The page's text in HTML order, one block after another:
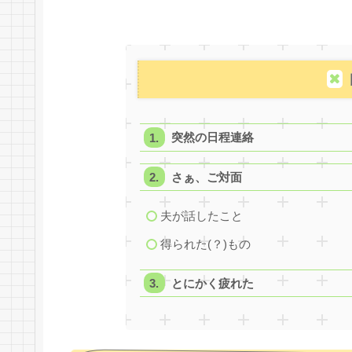
突然の日程連絡
さぁ、ご対面
夫が話したこと
得られた(？)もの
とにかく疲れた